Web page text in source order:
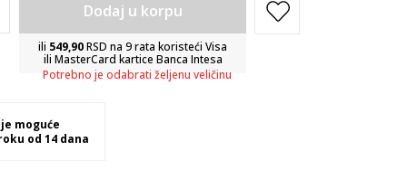
Dodaj u korpu
ili 549,90RSD na 9 rata koristeći Visa
ili MasterCard kartice Banca Intesa
Potrebno je odabrati željenu veličinu
moguće
od 14 dana